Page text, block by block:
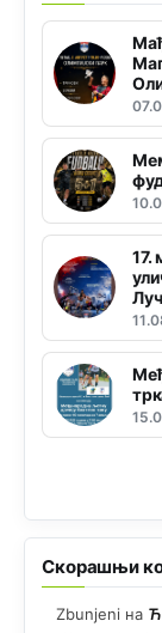
17.
Скорашњи
Zbunjeni на